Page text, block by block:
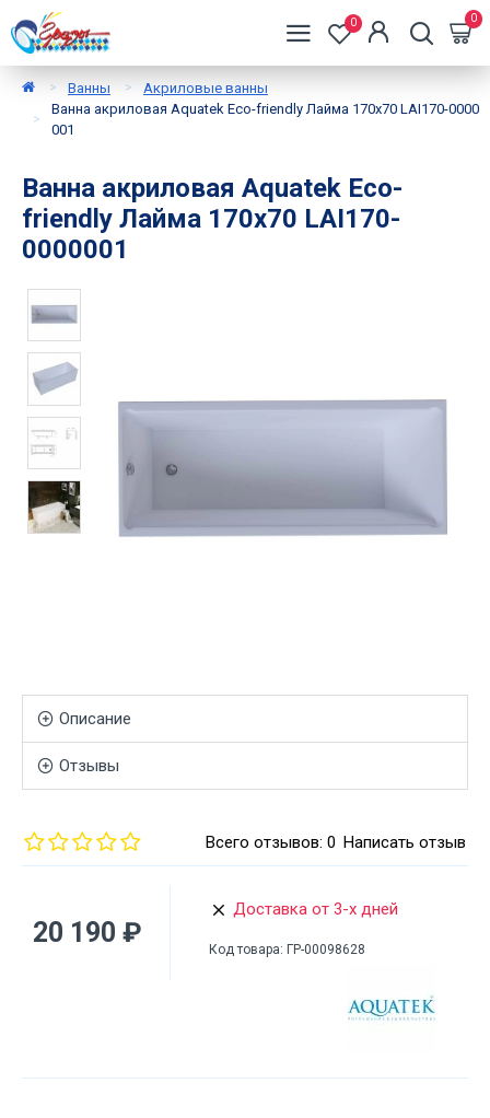
0 0
Ванны
Акриловые ванны
Ванна акриловая Aquatek Eco-friendly Лайма 170х70 LAI170-0000
001
Ванна акриловая Aquatek Eco-
friendly Лайма 170х70 LAI170-
0000001
Описание
Отзывы
Всего отзывов: 0 Написать отзыв
20 190 ₽
Доставка от 3-х дней
Код товара: ГР-00098628